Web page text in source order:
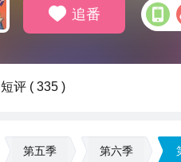
追番
短评 ( 335 )
第五季 第六季